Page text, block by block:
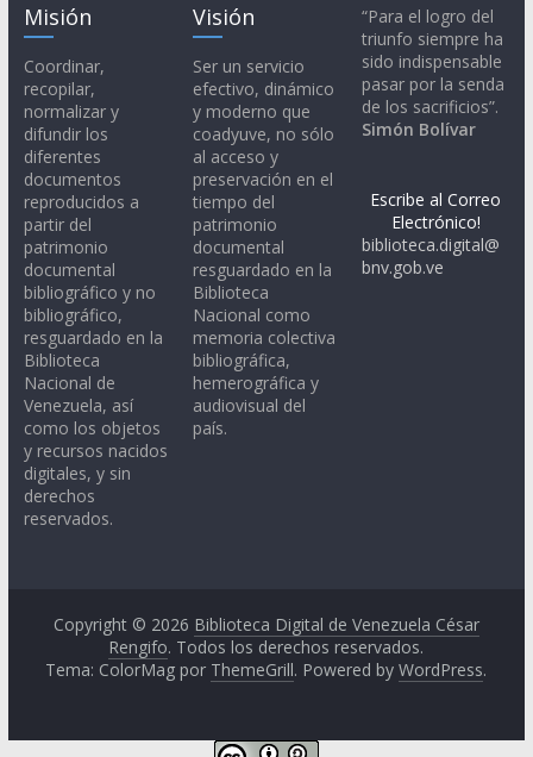
Misión
Coordinar,
recopilar,
normalizar y
difundir los
diferentes
documentos
reproducidos a
partir del
patrimonio
documental
bibliográfico y no
bibliográfico,
resguardado en la
Biblioteca
Nacional de
Venezuela, así
como los objetos
y recursos nacidos
digitales, y sin
derechos
reservados.
Visión
Ser un servicio
efectivo, dinámico
y moderno que
coadyuve, no sólo
al acceso y
preservación en el
tiempo del
patrimonio
documental
resguardado en la
Biblioteca
Nacional como
memoria colectiva
bibliográfica,
hemerográfica y
audiovisual del
país.
“Para el logro del
triunfo siempre ha
sido indispensable
pasar por la senda
de los sacrificios”.
Simón Bolívar
Escribe al Correo
Electrónico!
biblioteca.digital@
bnv.gob.ve
Copyright © 2026 Biblioteca Digital de Venezuela César
Rengifo. Todos los derechos reservados.
Tema: ColorMag por ThemeGrill. Powered byWordPress.